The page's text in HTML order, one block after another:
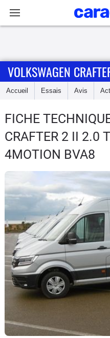
Accueil
Essais
Guide
d'achat
Electriques
Utilitaires
Flottes
Auto
Services
Forum
Moto
VOLKSWAGEN
Accueil Essais Avis
FICHE
CRAFTER 2 II 2.0
4MOTION BVA8